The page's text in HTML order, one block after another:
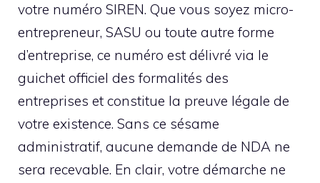
votre numéro SIREN. Que vous soyez micro-
entrepreneur, SASU ou toute autre forme
d’entreprise, ce numéro est délivré via le
guichet officiel des formalités des
entreprises et constitue la preuve légale de
votre existence. Sans ce sésame
administratif, aucune demande de NDA ne
sera recevable. En clair, votre démarche ne